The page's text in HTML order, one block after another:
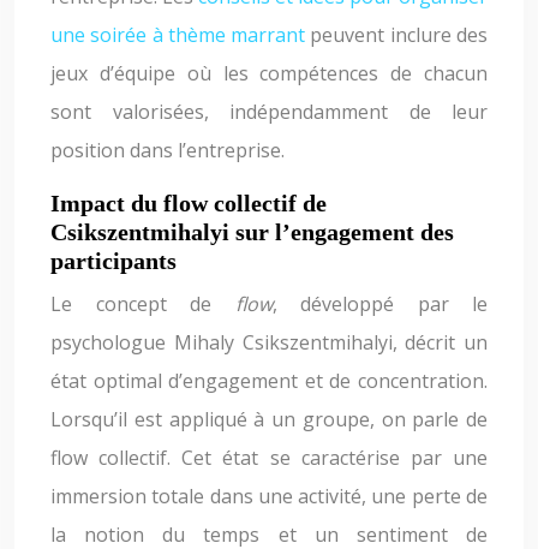
une soirée à thème marrant peuvent inclure des
jeux d’équipe où les compétences de chacun
sont valorisées, indépendamment de leur
position dans l’entreprise.
Impact du flow collectif de
Csikszentmihalyi sur l’engagement des
participants
Le concept de
flow, développé par le
psychologue Mihaly Csikszentmihalyi, décrit un
état optimal d’engagement et de concentration.
Lorsqu’il est appliqué à un groupe, on parle de
flow collectif. Cet état se caractérise par une
immersion totale dans une activité, une perte de
la notion du temps et un sentiment de